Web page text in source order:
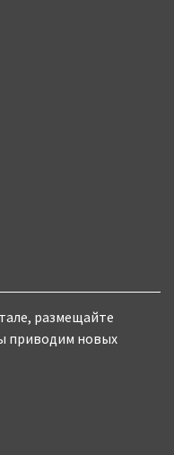
размещайте
приводим новых